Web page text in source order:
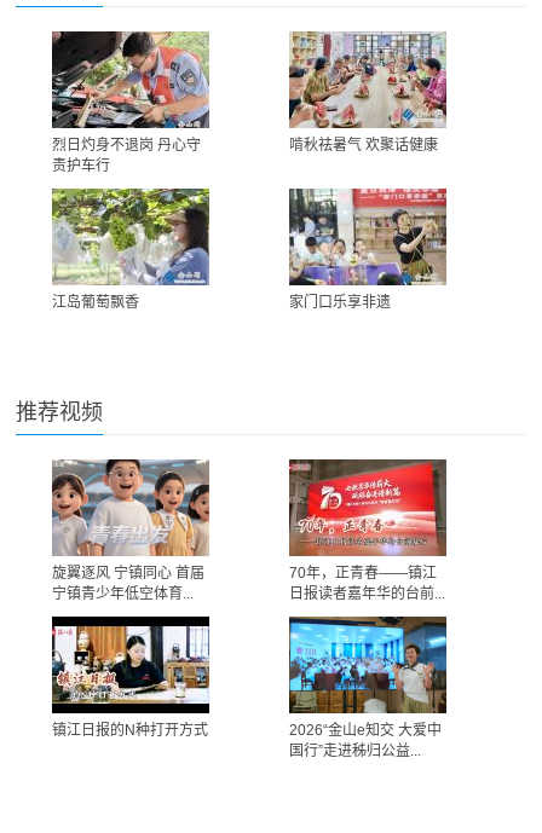
烈日灼身不退岗 丹心守
责护车行
啃秋祛暑气 欢聚话健康
江岛葡萄飘香 家门口乐享非遗
推荐视频
旋翼逐风 宁镇同心 首届
宁镇青少年低空体育...
70年，正青春——镇江
日报读者嘉年华的台前...
镇江日报的N种打开方式
2026“金山e知交 大爱中
国行”走进秭归公益...